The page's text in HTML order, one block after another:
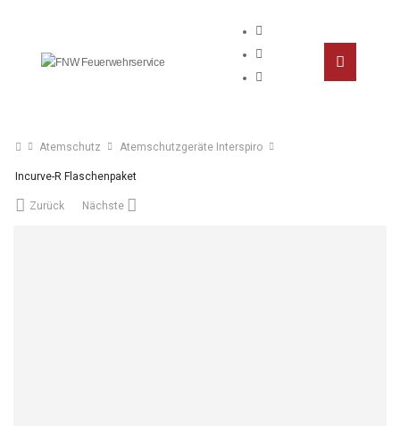
Atemschutz Atemschutzgeräte Interspiro
Incurve-R Flaschenpaket
Zurück Nächste